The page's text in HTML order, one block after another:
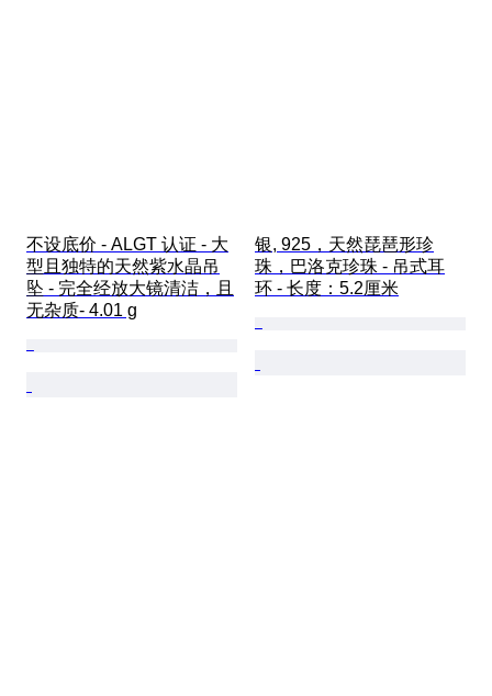
不设底价 - ALGT 认证 - 大
型且独特的天然紫水晶吊
坠 - 完全经放大镜清洁，且
无杂质- 4.01 g
银, 925，天然琵琶形珍
珠，巴洛克珍珠 - 吊式耳
环 - 长度：5.2厘米